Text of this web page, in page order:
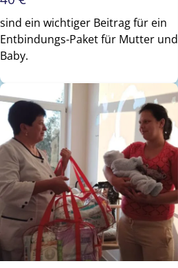
sind ein wichtiger Beitrag für ein
Entbindungs-Paket für Mutter und
Baby.